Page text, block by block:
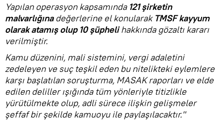
Yapılan operasyon kapsamında 121 şirketin
malvarlığınadeğerlerine el konularak TMSF kayyum
olarak atamış olup 10 şüphelihakkında gözaltı kararı
verilmiştir.
Kamu düzenini, mali sistemini, vergi adaletini
zedeleyen ve suç teşkil eden bu nitelikteki eylemlere
karşı başlatılan soruşturma, MASAK raporları ve elde
edilen deliller ışığında tüm yönleriyle titizlikle
yürütülmekte olup, adli sürece ilişkin gelişmeler
şeffaf bir şekilde kamuoyu ile paylaşılacaktır."